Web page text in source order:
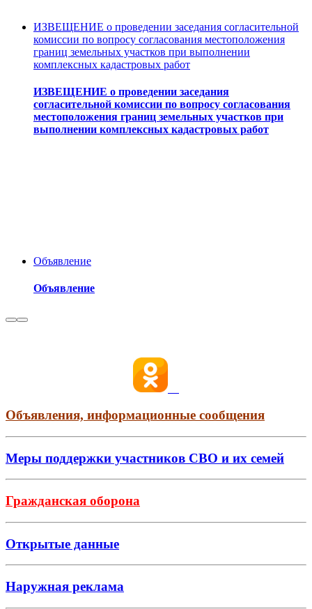
ИЗВЕЩЕНИЕ о проведении заседания согласительной
комиссии по вопросу согласования местоположения
границ земельных участков при выполнении
комплексных кадастровых работ
ИЗВЕЩЕНИЕ о проведении заседания
согласительной комиссии по вопросу согласования
местоположения границ земельных участков при
выполнении комплексных кадастровых работ
Объявление
Объявление
Объявления, информационные сообщения
Меры поддержки участников СВО и их семей
Гражданская оборона
Открытые данные
Наружная реклама